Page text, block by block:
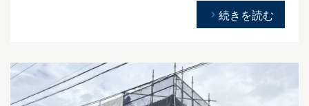
続きを読む